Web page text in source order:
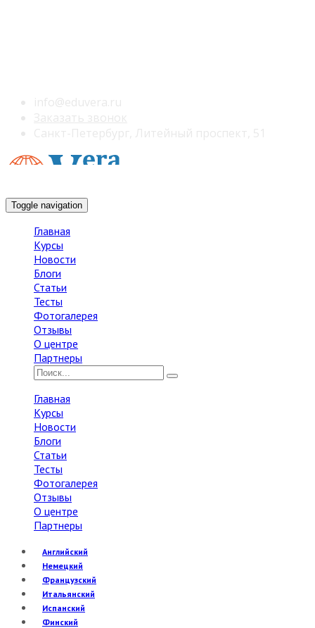
Toggle navigation
Главная
Курсы
Новости
Блоги
Статьи
Тесты
Фотогалерея
Отзывы
О центре
Партнеры
Главная
Курсы
Новости
Блоги
Статьи
Тесты
Фотогалерея
Отзывы
О центре
Партнеры
Английский
Немецкий
Французский
Итальянский
Испанский
Финский